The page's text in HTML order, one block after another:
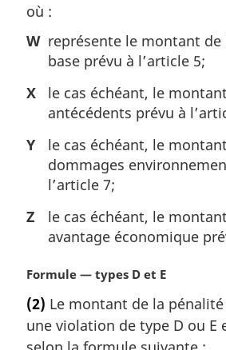
i
n
a
e
:
où :
W représente le montant
base prévu à l’article 5;
X
le cas échéant, le
antécédents prévu à
Y
le cas échéant, le
dommages
l’article 7;
Z
le cas échéant, le
avantage économique
N
t
e
m
Formule — types D et E
(2) Le montant de la
une violation de type D ou E